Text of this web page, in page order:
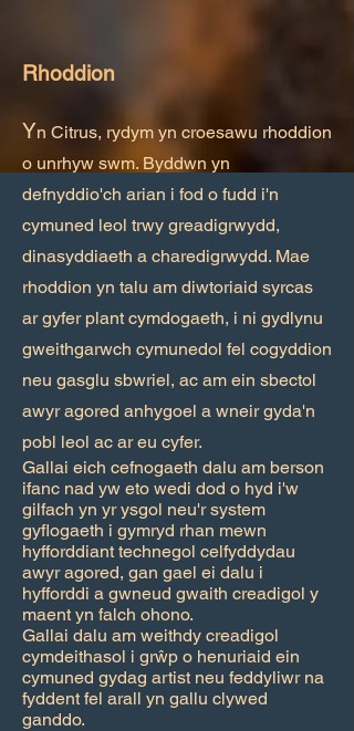
Rhoddion
Yn Citrus, rydym yn croesawu rhoddion
o unrhyw swm. Byddwn yn
defnyddio'ch arian i fod o fudd i'n
cymuned leol trwy greadigrwydd,
dinasyddiaeth a charedigrwydd. Mae
rhoddion yn talu am diwtoriaid syrcas
ar gyfer plant cymdogaeth, i ni gydlynu
gweithgarwch cymunedol fel cogyddion
neu gasglu sbwriel, ac am ein sbectol
awyr agored anhygoel a wneir gyda'n
pobl leol ac ar eu cyfer.
Gallai eich cefnogaeth dalu am berson
ifanc nad yw eto wedi dod o hyd i'w
gilfach yn yr ysgol neu'r system
gyflogaeth i gymryd rhan mewn
hyfforddiant technegol celfyddydau
awyr agored, gan gael ei dalu i
hyfforddi a gwneud gwaith creadigol y
maent yn falch ohono.
Gallai dalu am weithdy creadigol
cymdeithasol i grŵp o henuriaid ein
cymuned gydag artist neu feddyliwr na
fyddent fel arall yn gallu clywed
ganddo.